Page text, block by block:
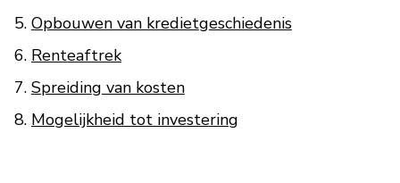
Opbouwen van kredietgeschiedenis
Renteaftrek
Spreiding van kosten
Mogelijkheid tot investering